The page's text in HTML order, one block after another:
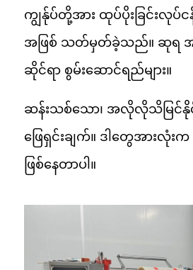
ကျွန်ုပ်တို့အား ထုပ်ပိုးခြင်းလုပ်
အဖြစ် သတ်မှတ်ခဲ့သည်။ ဆုရ အ
ဆိုင်ရာ စွမ်းဆောင်ရည်များ။
ဆန်းသစ်သော၊ အလိုလိုသိမြင်နို
ဖြေရှင်းချက်။ ဒါတွေအားလုံးက
ဖြစ်နေတာပါ။